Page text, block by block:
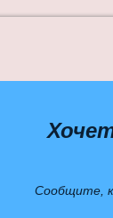
Сообщите,